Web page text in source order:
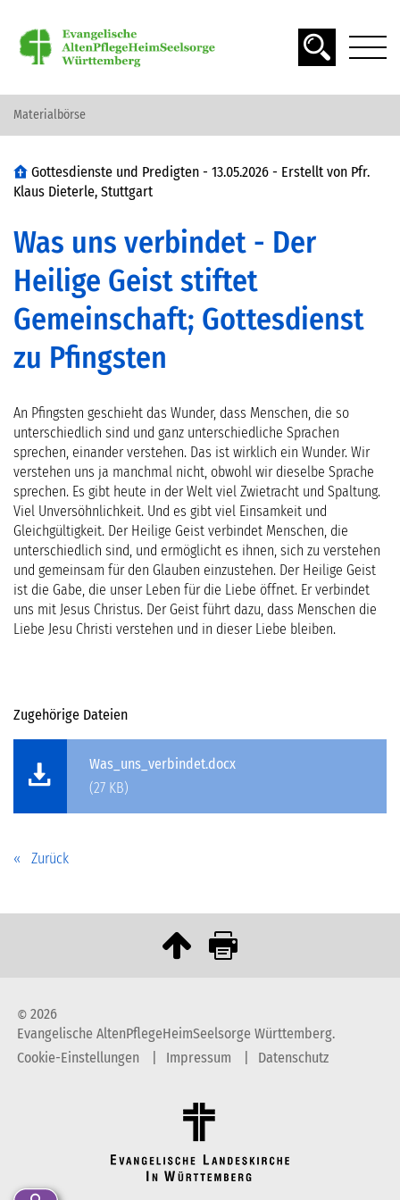
SPIRITUALITÄT
SEELSORGE
MATERIAL FINDEN
SERVICE
Materialbörse
Gottesdienste und Predigten - 13.05.2026 - Erstellt von Pfr.
Klaus Dieterle, Stuttgart
Was uns verbindet - Der
Heilige Geist stiftet
Gemeinschaft; Gottesdienst
zu Pfingsten
An Pfingsten geschieht das Wunder, dass Menschen, die so
unterschiedlich sind und ganz unterschiedliche Sprachen
sprechen, einander verstehen. Das ist wirklich ein Wunder. Wir
verstehen uns ja manchmal nicht, obwohl wir dieselbe Sprache
sprechen. Es gibt heute in der Welt viel Zwietracht und Spaltung.
Viel Unversöhnlichkeit. Und es gibt viel Einsamkeit und
Gleichgültigkeit. Der Heilige Geist verbindet Menschen, die
unterschiedlich sind, und ermöglicht es ihnen, sich zu verstehen
und gemeinsam für den Glauben einzustehen. Der Heilige Geist
ist die Gabe, die unser Leben für die Liebe öffnet. Er verbindet
uns mit Jesus Christus. Der Geist führt dazu, dass Menschen die
Liebe Jesu Christi verstehen und in dieser Liebe bleiben.
Zugehörige Dateien
Was_uns_verbindet.docx
(27 KB)
Zurück
© 2026
Evangelische AltenPflegeHeimSeelsorge Württemberg.
Cookie-Einstellungen
Impressum Datenschutz